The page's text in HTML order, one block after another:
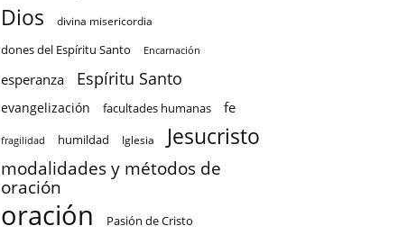
Dios divina misericordia
dones del Espíritu Santo Encarnación
esperanza Espíritu Santo
evangelización facultades humanas fe
fragilidad humildad Iglesia Jesucristo
modalidades y métodos de
oración
oración Pasión de Cristo